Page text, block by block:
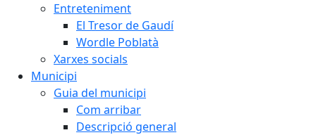
Entreteniment
El Tresor de Gaudí
Wordle Poblatà
Xarxes socials
Municipi
Guia del municipi
Com arribar
Descripció general